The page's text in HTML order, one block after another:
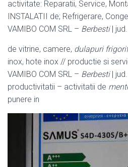
activitate: Reparatii, Service,
INSTALATII de; Refrigerare,
VAMIBO COM SRL – Berbesti| jud.
de vitrine, camere, dulapuri
inox, hote inox // productie si
VAMIBO COM SRL – Berbesti|
productivitatii – activitatii de
punere in